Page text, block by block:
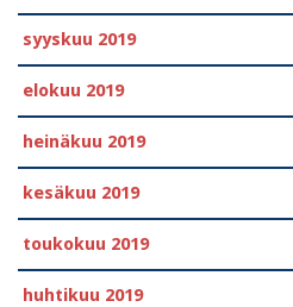
syyskuu 2019
elokuu 2019
heinäkuu 2019
kesäkuu 2019
toukokuu 2019
huhtikuu 2019